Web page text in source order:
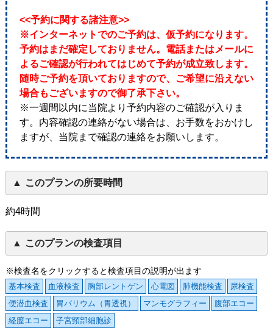
<<予約に関する諸注意>>
※インターネットでのご予約は、仮予約になります。
予約はまだ確定しておりません。電話またはメールに
よるご確認が行われてはじめて予約が成立致します。
随時ご予約を頂いておりますので、ご希望に沿えない
場合もございますので御了承下さい。
※一週間以内に当院より予約内容のご確認が入りま
す。内容確認の連絡がない場合は、お手数をおかけし
ますが、当院まで確認の連絡をお願いします。
このプランの所要時間
約4時間
このプランの検査項目
※検査名をクリックすると検査項目の説明が出ます
基本検査 血液検査 胸部レントゲン 心電図 肺機能検査
尿検査
便潜血検査
胃バリウム（胃透視） マンモグラフィー
腹部エコー
経膣エコー
子宮頸部細胞診